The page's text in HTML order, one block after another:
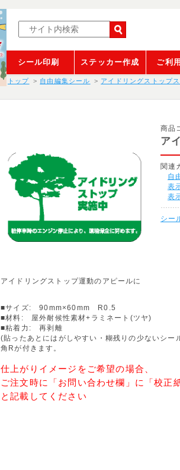
シール印刷 ステッカー作成 ご利
トップ 自由編集シール アイドリングストップ
商品
ア
関連
自
表
表
シー
アイドリングストップ運動のアピールに
■サイズ: 90mm×60mm R0.5
■材料: 屋外耐候性素材+ラミネート(ツヤ)
■粘着力: 再剥離
(貼ったあとにはがしやすい・糊残りの少ないシー
角Rが付きます。
仕上がりイメージをご希望の場合、
ご注文時に「お問い合わせ欄」に「校正
と記載してください